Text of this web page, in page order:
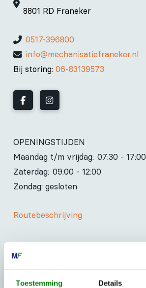
Toestemming Details
8801 RD Franeker
0517-396800
info@mechanisatiefraneker.nl
Bij storing: 06-83139573
OPENINGSTIJDEN
Maandag t/m vrijdag: 07:30 - 17:00
Zaterdag: 09:00 - 12:00
Zondag: gesloten
Routebeschrijving